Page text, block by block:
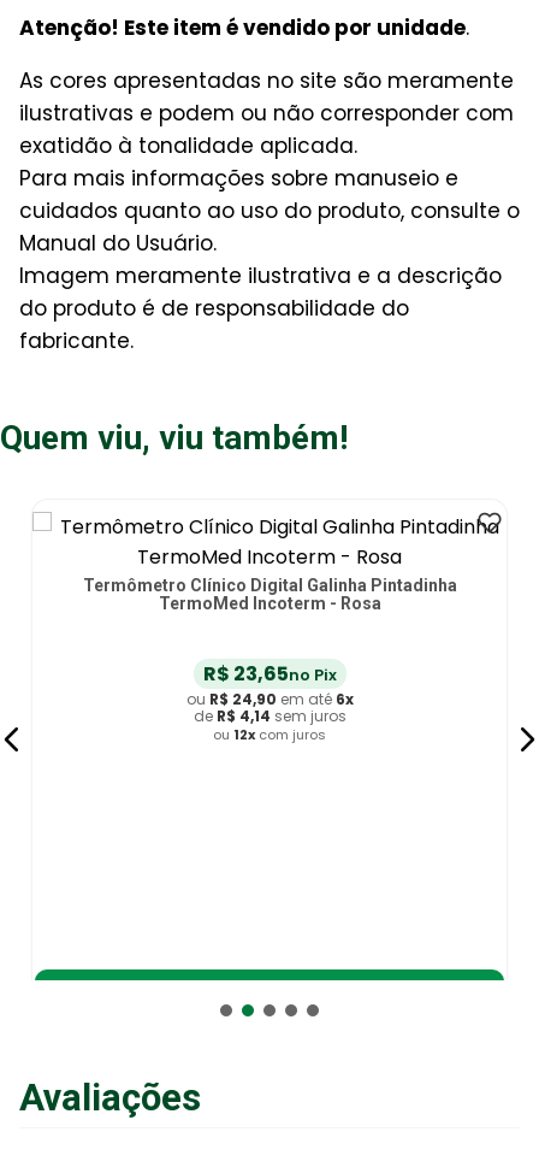
Atenção! Este item é vendido por unidade.
As cores apresentadas no site são meramente
ilustrativas e podem ou não corresponder com
exatidão à tonalidade aplicada.
Para mais informações sobre manuseio e
cuidados quanto ao uso do produto, consulte o
Manual do Usuário.
Imagem meramente ilustrativa e a descrição
do produto é de responsabilidade do
fabricante.
Quem viu, viu também!
Termômetro Clínico Digital Galinha Pintadinha
TermoMed Incoterm - Rosa
R$ 23,65no Pix
ou R$ 24,90 em até 6x
de R$ 4,14 sem juros
ou 12x com juros
Avaliações